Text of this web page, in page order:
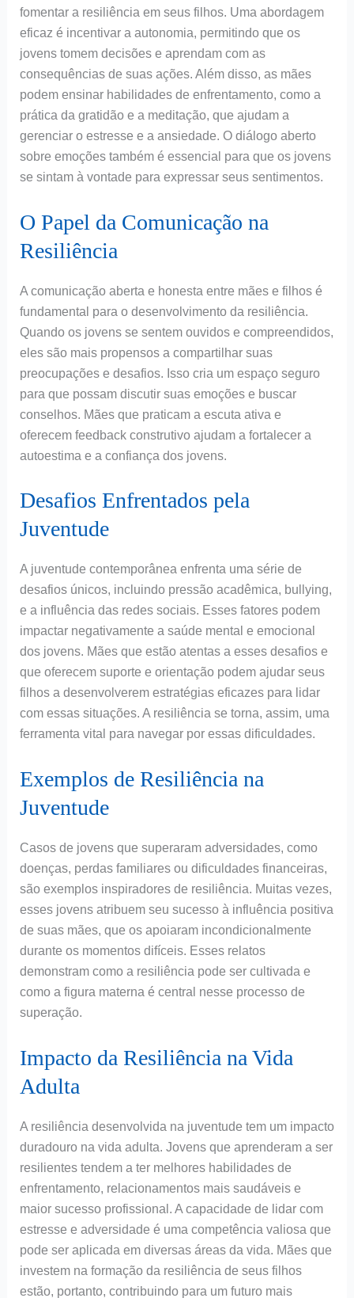
fomentar a resiliência em seus filhos. Uma abordagem
eficaz é incentivar a autonomia, permitindo que os
jovens tomem decisões e aprendam com as
consequências de suas ações. Além disso, as mães
podem ensinar habilidades de enfrentamento, como a
prática da gratidão e a meditação, que ajudam a
gerenciar o estresse e a ansiedade. O diálogo aberto
sobre emoções também é essencial para que os jovens
se sintam à vontade para expressar seus sentimentos.
O Papel da Comunicação na
Resiliência
A comunicação aberta e honesta entre mães e filhos é
fundamental para o desenvolvimento da resiliência.
Quando os jovens se sentem ouvidos e compreendidos,
eles são mais propensos a compartilhar suas
preocupações e desafios. Isso cria um espaço seguro
para que possam discutir suas emoções e buscar
conselhos. Mães que praticam a escuta ativa e
oferecem feedback construtivo ajudam a fortalecer a
autoestima e a confiança dos jovens.
Desafios Enfrentados pela
Juventude
A juventude contemporânea enfrenta uma série de
desafios únicos, incluindo pressão acadêmica, bullying,
e a influência das redes sociais. Esses fatores podem
impactar negativamente a saúde mental e emocional
dos jovens. Mães que estão atentas a esses desafios e
que oferecem suporte e orientação podem ajudar seus
filhos a desenvolverem estratégias eficazes para lidar
com essas situações. A resiliência se torna, assim, uma
ferramenta vital para navegar por essas dificuldades.
Exemplos de Resiliência na
Juventude
Casos de jovens que superaram adversidades, como
doenças, perdas familiares ou dificuldades financeiras,
são exemplos inspiradores de resiliência. Muitas vezes,
esses jovens atribuem seu sucesso à influência positiva
de suas mães, que os apoiaram incondicionalmente
durante os momentos difíceis. Esses relatos
demonstram como a resiliência pode ser cultivada e
como a figura materna é central nesse processo de
superação.
Impacto da Resiliência na Vida
Adulta
A resiliência desenvolvida na juventude tem um impacto
duradouro na vida adulta. Jovens que aprenderam a ser
resilientes tendem a ter melhores habilidades de
enfrentamento, relacionamentos mais saudáveis e
maior sucesso profissional. A capacidade de lidar com
estresse e adversidade é uma competência valiosa que
pode ser aplicada em diversas áreas da vida. Mães que
investem na formação da resiliência de seus filhos
estão, portanto, contribuindo para um futuro mais